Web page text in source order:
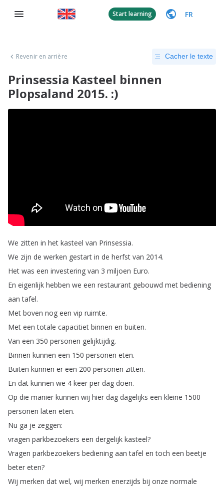
Start learning FR
Revenir en arrière Cacher le texte
Prinsessia Kasteel binnen
Plopsaland 2015. :)
We zitten in het kasteel van Prinsessia.
We zijn de werken gestart in de herfst van 2014.
Het was een investering van 3 miljoen Euro.
En eigenlijk hebben we een restaurant gebouwd met bediening
aan tafel.
Met boven nog een vip ruimte.
Met een totale capacitiet binnen en buiten.
Van een 350 personen gelijktijdig.
Binnen kunnen een 150 personen eten.
Buiten kunnen er een 200 personen zitten.
En dat kunnen we 4 keer per dag doen.
Op die manier kunnen wij hier dag dagelijks een kleine 1500
personen laten eten.
Nu ga je zeggen:
vragen parkbezoekers een dergelijk kasteel?
Vragen parkbezoekers bediening aan tafel en toch een beetje
beter eten?
Wij merken dat wel, wij merken enerzijds bij onze normale